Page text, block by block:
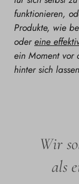
funktionieren,
Produkte, wie
odereine
ein Moment vor
hinter sich
Wir
als